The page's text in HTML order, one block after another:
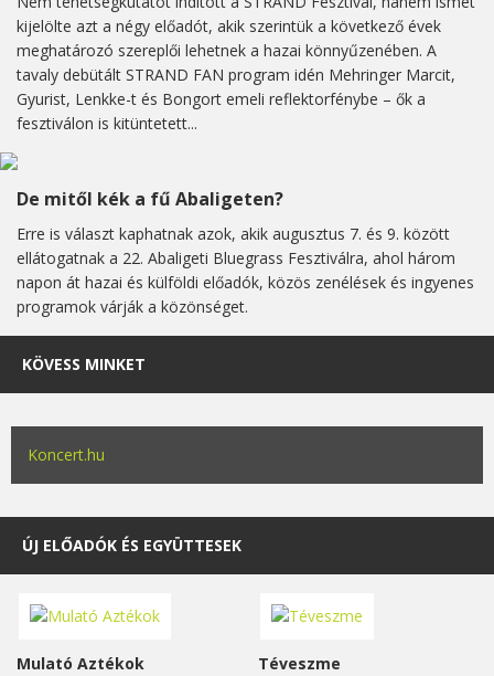
kijelölte azt a négy előadót, akik szerintük a következő évek
meghatározó szereplői lehetnek a hazai könnyűzenében. A
tavaly debütált STRAND FAN program idén Mehringer Marcit,
Gyurist, Lenkke-t és Bongort emeli reflektorfénybe – ők a
fesztiválon is kitüntetett...
De mitől kék a fű Abaligeten?
Erre is választ kaphatnak azok, akik augusztus 7. és 9. között
ellátogatnak a 22. Abaligeti Bluegrass Fesztiválra, ahol három
napon át hazai és külföldi előadók, közös zenélések és ingyenes
programok várják a közönséget.
KÖVESS MINKET
Koncert.hu
ÚJ ELŐADÓK ÉS EGYÜTTESEK
Mulató Aztékok Téveszme